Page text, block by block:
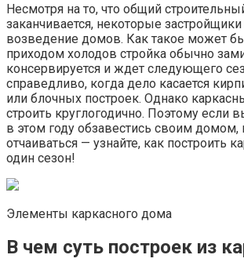
Несмотря на то, что общий
заканчивается, некоторые
возведение домов. Как такое может
приходом холодов стройка обычно
консервируется и ждет следующего
справедливо, когда дело касается
или блочных построек. Однако
строить круглогодично. Поэтому если
в этом году обзавестись своим домом,
отчаиваться — узнайте, как построить
один сезон!
Элементы каркасного дома
В чем суть построек из